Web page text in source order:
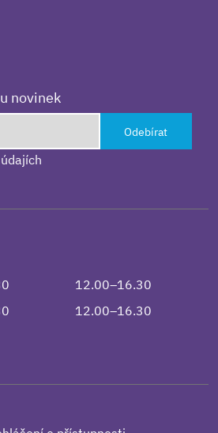
novinek
Odebírat
12.00–16.30
12.00–16.30